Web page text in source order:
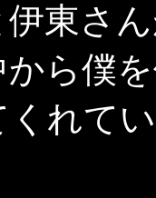
東さ
から僕
くれて